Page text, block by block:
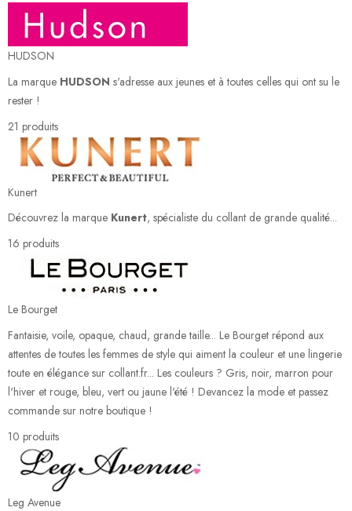
HUDSON
La marque HUDSON s'adresse aux jeunes et à toutes celles qui ont su le
rester !
21 produits
Kunert
Découvrez la marque Kunert, spécialiste du collant de grande qualité...
16 produits
Le Bourget
Fantaisie, voile, opaque, chaud, grande taille... Le Bourget répond aux
attentes de toutes les femmes de style qui aiment la couleur et une lingerie
toute en élégance sur collant.fr... Les couleurs ? Gris, noir, marron pour
l'hiver et rouge, bleu, vert ou jaune l'été ! Devancez la mode et passez
commande sur notre boutique !
10 produits
Leg Avenue